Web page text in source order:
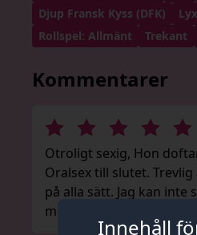
Djup Fransk Kyss (DFK)
Rollspel: Allmänt
Trekant
Kommentarer
Otroligt sexig, Hon
Oralsex till slutet.
på alla sätt. Jag kan inte
möte.
Innehåll